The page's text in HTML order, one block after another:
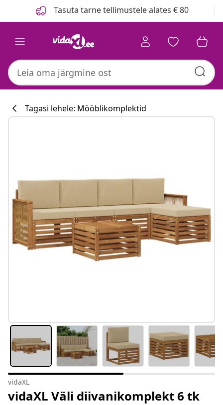
Tasuta tarne tellimustele alates € 80
Tagasi lehele: Mööblikomplektid
vidaXL
vidaXL Väli diivanikomplekt 6 tk